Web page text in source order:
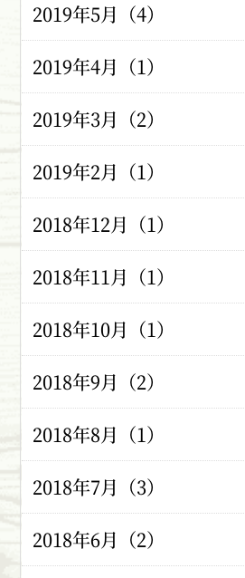
2019年5月（4）
2019年4月（1）
2019年3月（2）
2019年2月（1）
2018年12月（1）
2018年11月（1）
2018年10月（1）
2018年9月（2）
2018年8月（1）
2018年7月（3）
2018年6月（2）